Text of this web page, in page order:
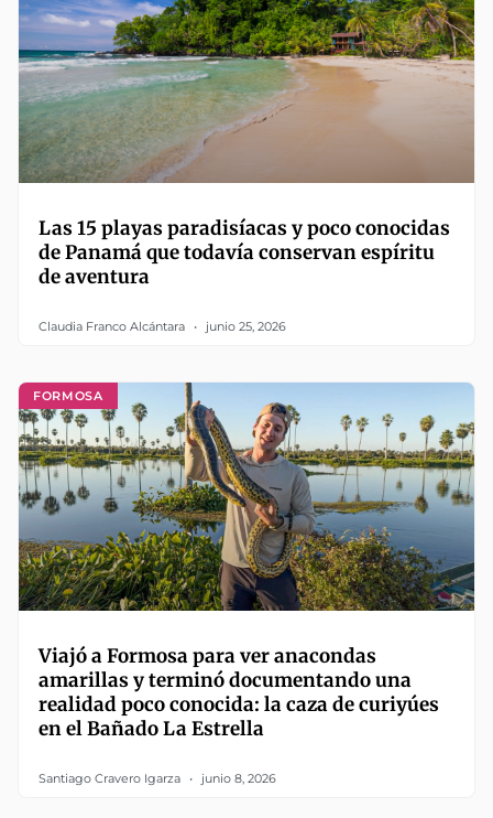
Las 15 playas paradisíacas y poco conocidas
de Panamá que todavía conservan espíritu
de aventura
Claudia Franco Alcántara junio 25, 2026
FORMOSA
Viajó a Formosa para ver anacondas
amarillas y terminó documentando una
realidad poco conocida: la caza de curiyúes
en el Bañado La Estrella
Santiago Cravero Igarza junio 8, 2026